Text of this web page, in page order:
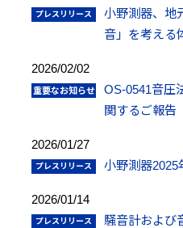
小野測器、地
音」を考える
2026/02/02
OS-0541音圧
関するご報告
2026/01/27
小野測器2025
2026/01/14
騒音計および